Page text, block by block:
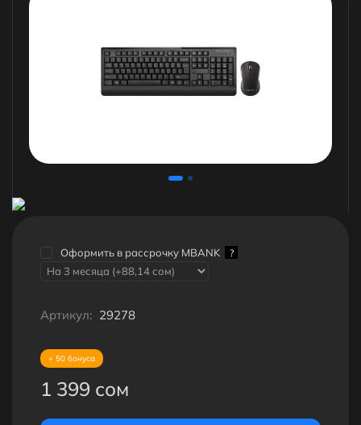
Оформить в рассрочку MBANK ?
Артикул: 29278
+ 50 бонуса
1 399 сом